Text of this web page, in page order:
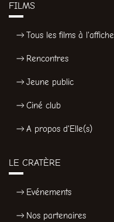
FILMS
Tous les films à l'affiche
Rencontres
Jeune public
Ciné club
A propos d'Elle(s)
LE CRATÈRE
Evénements
Nos partenaires